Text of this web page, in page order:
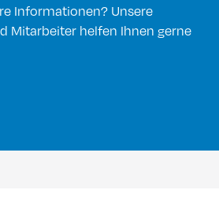
Informationen? Unsere
Mitarbeiter helfen Ihnen gerne